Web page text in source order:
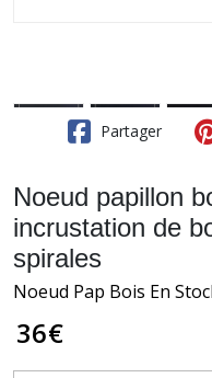
Partager
Noeud papillon
incrustation de
spirales
Noeud Pap Bois En
36€